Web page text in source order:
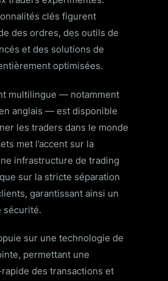
clés figurent
des ordres, des outils de
et des solutions de
optimisées.
multilingue — notamment
anglais — est disponible
les traders dans le monde
met l’accent sur la
infrastructure de trading
sur la stricte séparation
garantissant ainsi un
sécurité.
sur une technologie de
permettant une
des transactions et